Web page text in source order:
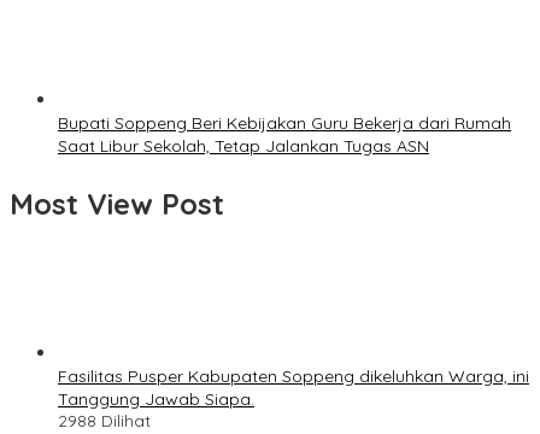
Bupati Soppeng Beri Kebijakan Guru Bekerja dari Rumah
Saat Libur Sekolah, Tetap Jalankan Tugas ASN
Most View Post
Fasilitas Pusper Kabupaten Soppeng dikeluhkan Warga, ini
Tanggung Jawab Siapa.
2988 Dilihat